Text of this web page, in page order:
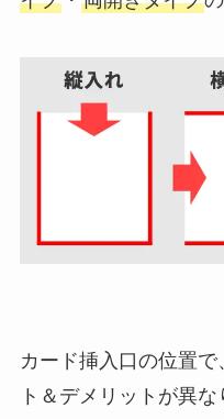
カード挿入口の位置
ト＆デメリットが異な